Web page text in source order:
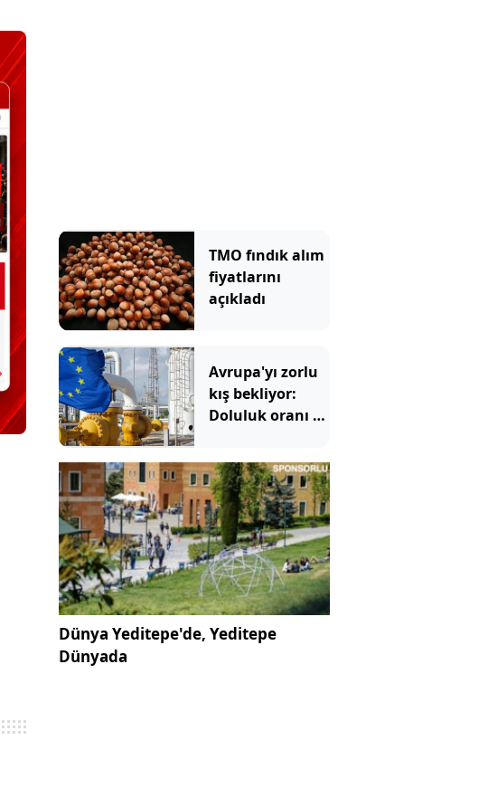
TMO fındık alım
fiyatlarını
açıkladı
Avrupa'yı zorlu
kış bekliyor:
Doluluk oranı 15
düşüğünde
Dünya Yeditepe'de, Yeditepe
Dünyada